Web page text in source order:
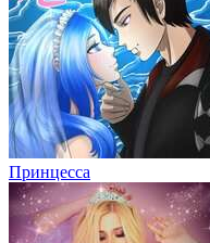
Принцесса